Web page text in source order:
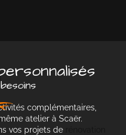
complémentaires,
atelier à Scaër.
vos projets de